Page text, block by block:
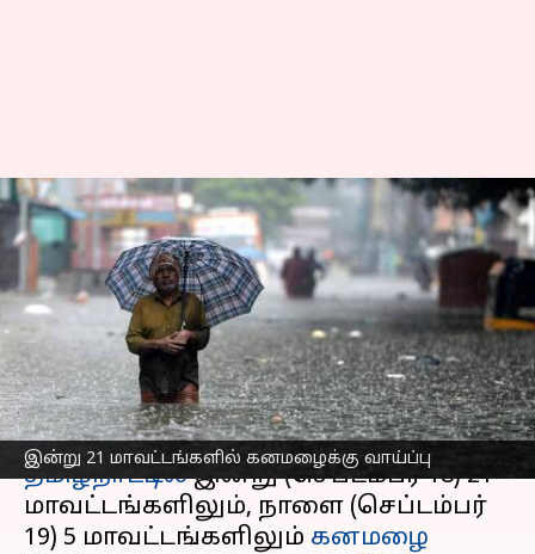
இன்று 21 மாவட்டங்களில் கனமழைக்கு வாய்ப்பு
இன்று 21 மாவட்டங்களில்
கனமழைக்கு வாய்ப்பு:
சென்னை வானிலை
ஆய்வு மையம் தகவல்
எழுதியவர் Venkatalakshmi V Sep 18, 2025 04:03 pm
செய்தி முன்னோட்டம்
தமிழ்நாட்டில்இன்று (செப்டம்பர் 18) 21
மாவட்டங்களிலும், நாளை (செப்டம்பர்
19) 5 மாவட்டங்களிலும் கனமழை